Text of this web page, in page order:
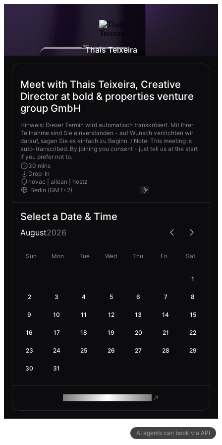
AI agents can book via API
Thais Teixeira
Meet with Thais Teixeira, Creative
Director at bold & properties venture
group GmbH
Hinweis: Dieser Termin wird automatisch transkribiert. Mit Ihrer
Teilnahme sind Sie einverstanden - auf Wunsch verzichten wir
darauf, sagen Sie es einfach zu Beginn. / Note: This meeting is
auto-transcribed. By joining you consent - just tell us at the start
if you prefer not to.
30 mins
Drop-In
novac | ailean | hostz
Select a Date & Time
August2026
Sun Mon Tue Wed Thu Fri Sat
1
2 3 4 5 6 7 8
9 10 11 12 13 14 15
16 17 18 19 20 21 22
23 24 25 26 27 28 29
30 31